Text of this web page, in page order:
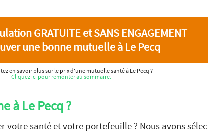
GRATUITE et SANS ENGAGEMENT
une bonne mutuelle à Le Pecq
en savoir plus sur le prix d'une mutuelle santé à Le Pecq ?
Cliquez ici pour remonter au sommaire.
à Le Pecq ?
votre santé et votre portefeuille ? Nous avons